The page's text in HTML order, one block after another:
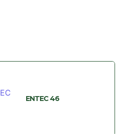
ENTEC 46